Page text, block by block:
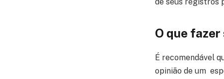
O que
É recomendável
opinião de um